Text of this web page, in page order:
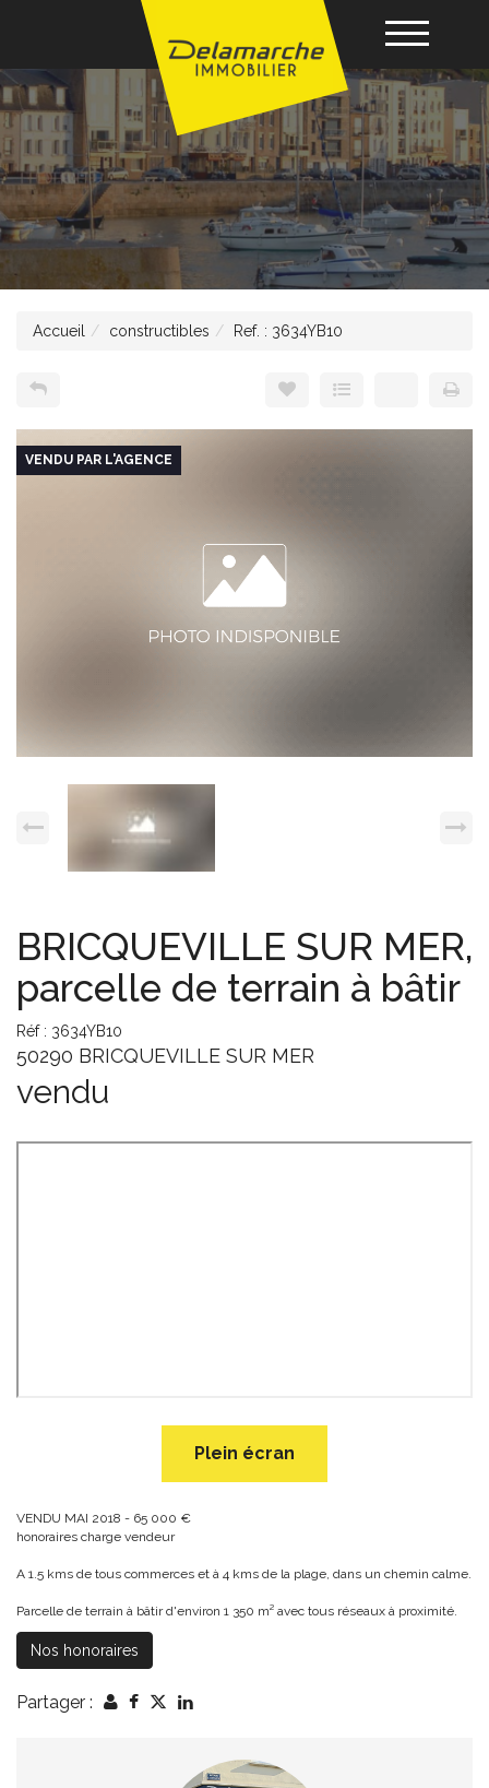
Acheter
Louer
Vendre
Gérance
Nos agences
Accueil constructibles Ref. : 3634YB10
VENDU PAR L'AGENCE
BRICQUEVILLE SUR MER,
parcelle de terrain à bâtir
Réf : 3634YB10
50290 BRICQUEVILLE SUR MER
vendu
Plein écran
VENDU MAI 2018 - 65 000 €
honoraires charge vendeur
A 1.5 kms de tous commerces et à 4 kms de la plage, dans un chemin calme.
Parcelle de terrain à bâtir d'environ 1 350 m² avec tous réseaux à proximité.
Nos honoraires
Partager :